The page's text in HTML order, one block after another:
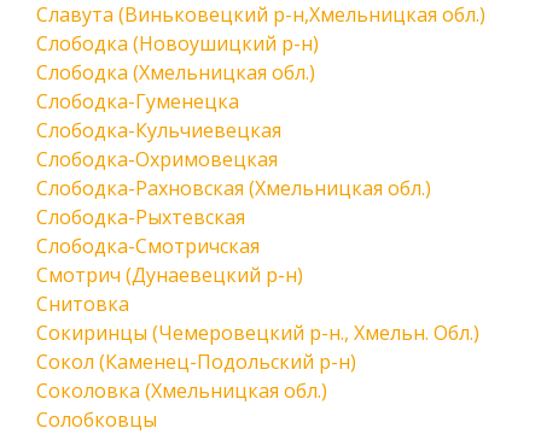
Славута (Виньковецкий р-н,Хмельницкая обл.)
Слободка (Новоушицкий р-н)
Слободка (Хмельницкая обл.)
Слободка-Гуменецка
Слободка-Кульчиевецкая
Слободка-Охримовецкая
Слободка-Рахновская (Хмельницкая обл.)
Слободка-Рыхтевская
Слободка-Смотричская
Смотрич (Дунаевецкий р-н)
Снитовка
Сокиринцы (Чемеровецкий р-н., Хмельн. Обл.)
Сокол (Каменец-Подольский р-н)
Соколовка (Хмельницкая обл.)
Солобковцы